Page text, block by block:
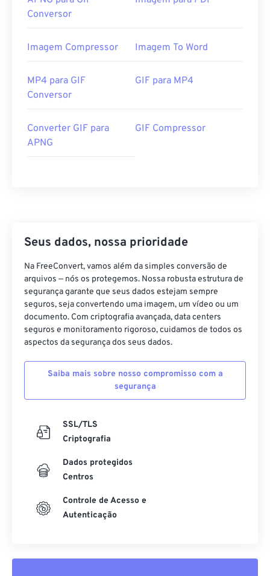
Conversor
Imagem Compressor Imagem To Word
MP4 para GIF
Conversor
GIF para MP4
Converter GIF para
APNG
GIF Compressor
Seus dados, nossa prioridade
Na FreeConvert, vamos além da simples conversão de
arquivos — nós os protegemos. Nossa robusta estrutura de
segurança garante que seus dados estejam sempre
seguros, seja convertendo uma imagem, um vídeo ou um
documento. Com criptografia avançada, data centers
seguros e monitoramento rigoroso, cuidamos de todos os
aspectos da segurança dos seus dados.
Saiba mais sobre nosso compromisso com a
segurança
SSL/TLS
Criptografia
Dados protegidos
Centros
Controle de Acesso e
Autenticação